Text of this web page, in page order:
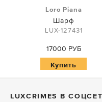
Loro Piana
Шарф
LUX-127431
17000 РУБ
Купить
LUXСRIMES В